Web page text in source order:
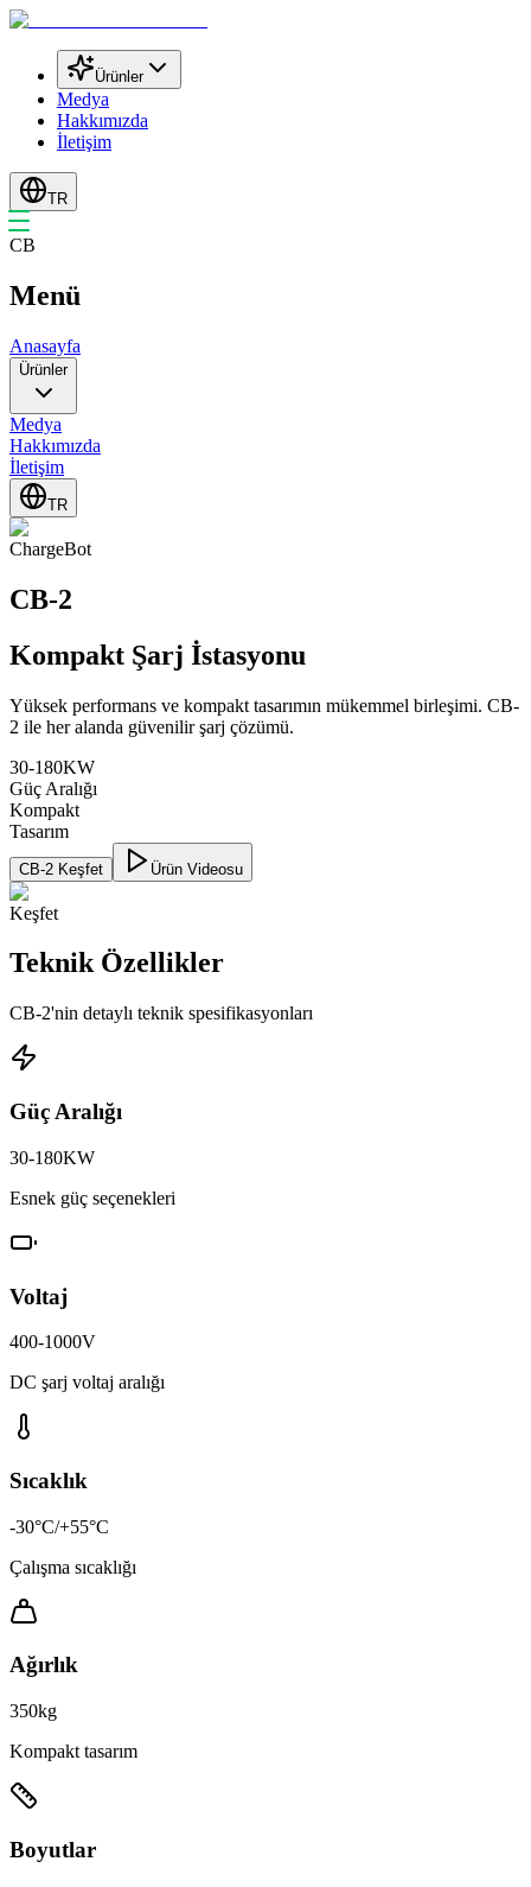
Ürünler
Medya
Hakkımızda
İletişim
TR
CB
Menü
Anasayfa
Ürünler
Medya
Hakkımızda
İletişim
TR
ChargeBot
CB-2
Kompakt Şarj İstasyonu
Yüksek performans ve kompakt tasarımın mükemmel birleşimi. CB-
2 ile her alanda güvenilir şarj çözümü.
30-180KW
Güç Aralığı
Kompakt
Tasarım
CB-2 Keşfet Ürün Videosu
Keşfet
Teknik Özellikler
CB-2'nin detaylı teknik spesifikasyonları
Güç Aralığı
30-180KW
Esnek güç seçenekleri
Voltaj
400-1000V
DC şarj voltaj aralığı
Sıcaklık
-30°C/+55°C
Çalışma sıcaklığı
Ağırlık
350kg
Kompakt tasarım
Boyutlar